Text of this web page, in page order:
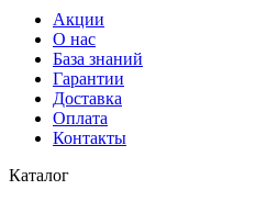
Акции
О нас
База знаний
Гарантии
Доставка
Оплата
Контакты
Каталог